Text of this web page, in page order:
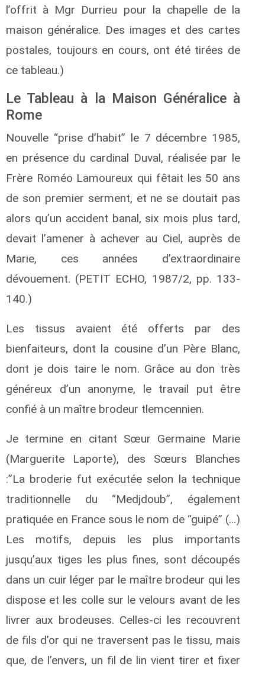
l’offrit à Mgr Durrieu pour la chapelle de la
maison généralice. Des images et des cartes
postales, toujours en cours, ont été tirées de
ce tableau.)
Le Tableau à la Maison Généralice à
Rome
Nouvelle “prise d’habit” le 7 décembre 1985,
en présence du cardinal Duval, réalisée par le
Frère Roméo Lamoureux qui fêtait les 50 ans
de son premier serment, et ne se doutait pas
alors qu’un accident banal, six mois plus tard,
devait l’amener à achever au Ciel, auprès de
Marie, ces années d’extraordinaire
dévouement. (PETIT ECHO, 1987/2, pp. 133-
140.)
Les tissus avaient été offerts par des
bienfaiteurs, dont la cousine d’un Père Blanc,
dont je dois taire le nom. Grâce au don très
généreux d’un anonyme, le travail put être
confié à un maître brodeur tlemcennien.
Je termine en citant Sœur Germaine Marie
(Marguerite Laporte), des Sœurs Blanches
:”La broderie fut exécutée selon la technique
traditionnelle du “Medjdoub”, également
pratiquée en France sous le nom de “guipé” (…)
Les motifs, depuis les plus importants
jusqu’aux tiges les plus fines, sont découpés
dans un cuir léger par le maître brodeur qui les
dispose et les colle sur le velours avant de les
livrer aux brodeuses. Celles-ci les recouvrent
de fils d’or qui ne traversent pas le tissu, mais
que, de l’envers, un fil de lin vient tirer et fixer